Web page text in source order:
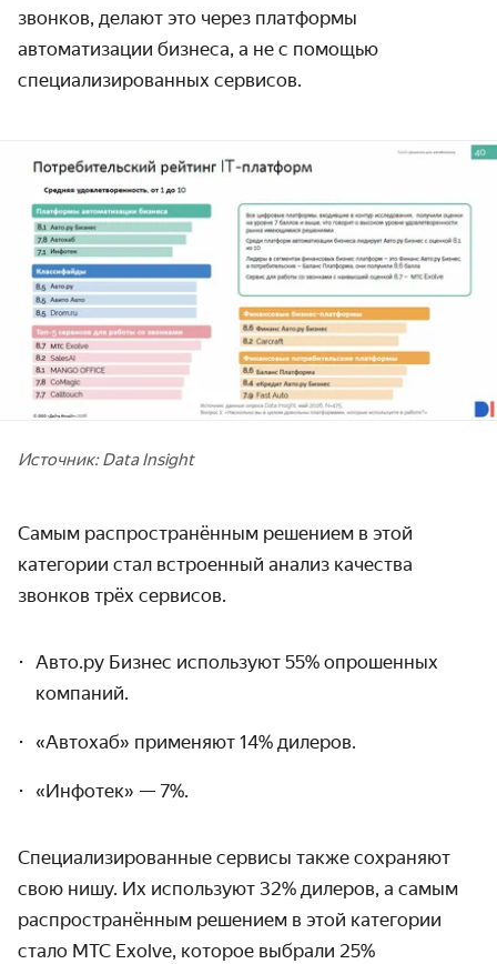
звонков, делают это через платформы
автоматизации бизнеса, а не с помощью
специализированных сервисов.
Источник: Data Insight
Самым распространённым решением в этой
категории стал встроенный анализ качества
звонков трёх сервисов.
Авто.ру Бизнес используют 55% опрошенных
компаний.
«Автохаб» применяют 14% дилеров.
«Инфотек» — 7%.
Специализированные сервисы также сохраняют
свою нишу. Их используют 32% дилеров, а самым
распространённым решением в этой категории
стало МТС Exolve, которое выбрали 25%